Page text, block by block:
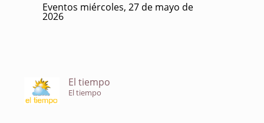
Eventos miércoles, 27 de mayo de
2026
El tiempo
El tiempo